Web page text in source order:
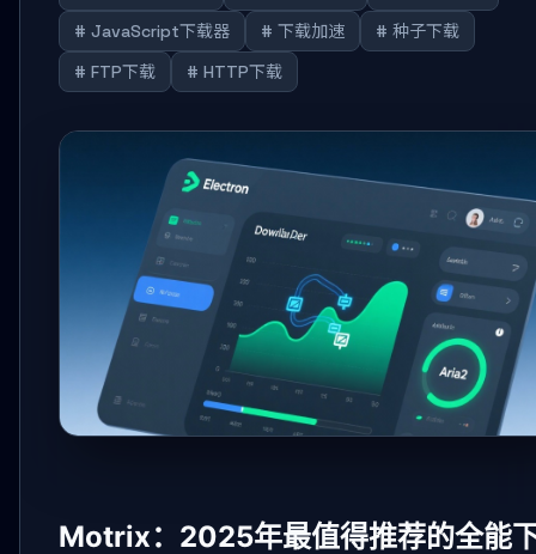
# JavaScript下载器
# 下载加速
# 种子下载
# FTP下载
# HTTP下载
Motrix：2025年最值得推荐的全能